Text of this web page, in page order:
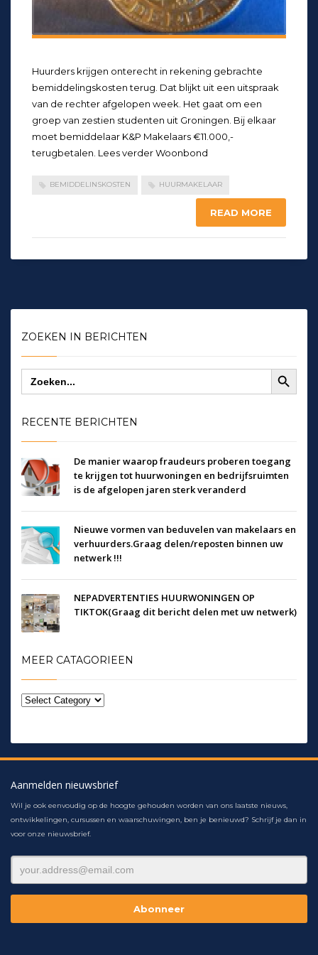
Huurders krijgen onterecht in rekening gebrachte
bemiddelingskosten terug. Dat blijkt uit een uitspraak
van de rechter afgelopen week. Het gaat om een
groep van zestien studenten uit Groningen. Bij elkaar
moet bemiddelaar K&P Makelaars €11.000,-
terugbetalen. Lees verder Woonbond
BEMIDDELINSKOSTEN HUURMAKELAAR
READ MORE
ZOEKEN IN BERICHTEN
Zoek
naar:
Zoekknop
RECENTE BERICHTEN
De manier waarop fraudeurs proberen toegang
te krijgen tot huurwoningen en bedrijfsruimten
is de afgelopen jaren sterk veranderd
Nieuwe vormen van beduvelen van makelaars en
verhuurders.Graag delen/reposten binnen uw
netwerk !!!
NEPADVERTENTIES HUURWONINGEN OP
TIKTOK(Graag dit bericht delen met uw netwerk)
MEER CATAGORIEEN
Aanmelden nieuwsbrief
Wil je ook eenvoudig op de hoogte gehouden worden van ons laatste nieuws,
ontwikkelingen, cursussen en waarschuwingen, ben je benieuwd? Schrijf je dan in
voor onze nieuwsbrief.